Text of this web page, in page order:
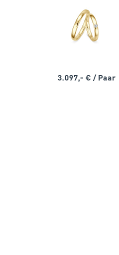
3.097,- € / Paar